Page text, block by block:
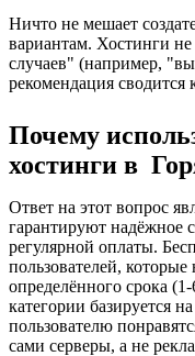
Ничто не мешает
вариантам. Хостинги
случаев" (например,
рекомендация
Почему
хостинги в
Ответ на этот вопрос
гарантируют надёжное
регулярной оплаты.
пользователей,
определённого срока
категории базируется
пользователю
сами серверы, а не